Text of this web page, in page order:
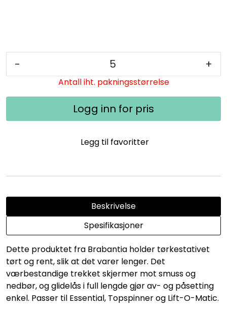
- +
Antall iht. pakningsstørrelse
Logg inn for pris
Legg til favoritter
Beskrivelse
Spesifikasjoner
Dette produktet fra Brabantia holder tørkestativet
tørt og rent, slik at det varer lenger. Det
værbestandige trekket skjermer mot smuss og
nedbør, og glidelås i full lengde gjør av- og påsetting
enkel. Passer til Essential, Topspinner og Lift-O-Matic.